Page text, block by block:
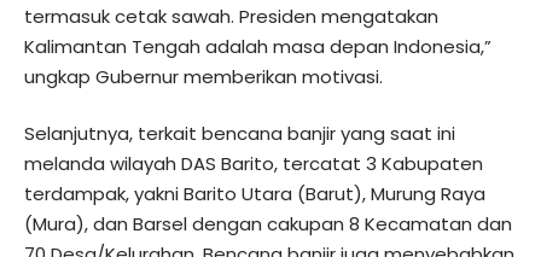
termasuk cetak sawah. Presiden mengatakan
Kalimantan Tengah adalah masa depan Indonesia,”
ungkap Gubernur memberikan motivasi.
Selanjutnya, terkait bencana banjir yang saat ini
melanda wilayah DAS Barito, tercatat 3 Kabupaten
terdampak, yakni Barito Utara (Barut), Murung Raya
(Mura), dan Barsel dengan cakupan 8 Kecamatan dan